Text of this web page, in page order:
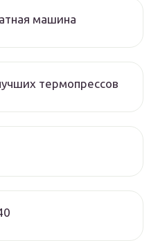
машина
термопрессов